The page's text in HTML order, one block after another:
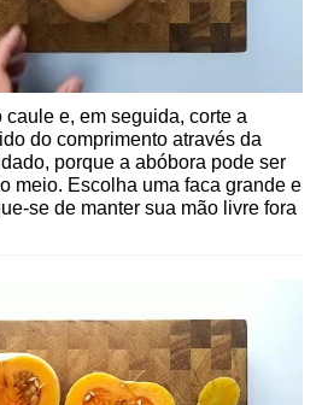
caule e, em seguida, corte a
do comprimento através da
porque a abóbora pode ser
meio. Escolha uma faca grande e
se de manter sua mão livre fora